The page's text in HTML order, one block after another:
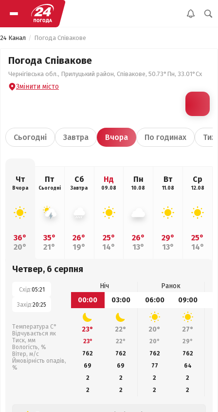
24 Канал Погода Співакове
Погода Співакове
Чернігівська обл., Прилуцький район, Співакове, 50.73°Пн, 33.01°Сх
Змінити місто
Сьогодні Завтра Вчора По годинах
Чт
Вчора
36°
20°
Пт
Сьогодні
35°
21°
Сб
Завтра
26°
19°
Нд
09.08
25°
14°
Пн
10.08
26°
13°
Вт
11.08
29°
13°
Ср
12.08
25°
14°
Четвер, 6 серпня
Схід:05:21
Захід:20:25
Температура С°
Відчувається як
Тиск, мм
Вологість, %
Вітер, м/с
Ймовірність опадів,
%
Ніч
Ранок
00:00
03:00 06:00 09:00
23° 22° 20° 27°
23° 22° 20° 29°
762
762 762 762
69
69 77 64
2
2 2
2
2
2 2 2